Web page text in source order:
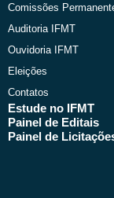
Comissões
Auditoria IFMT
Ouvidoria IFMT
Eleições
Contatos
Estude no IFMT
Painel de Editais
Painel de